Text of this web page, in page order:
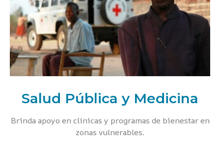
Salud Pública y Medicina
Brinda apoyo en clínicas y programas de bienestar en
zonas vulnerables.